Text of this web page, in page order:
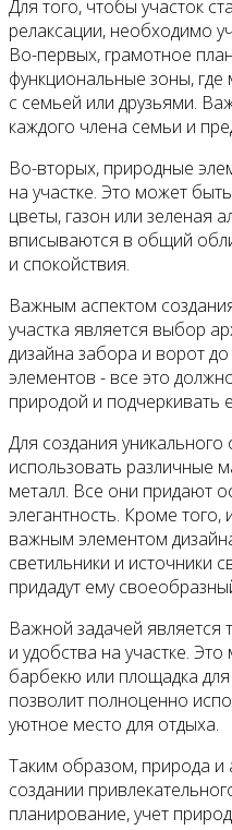
Для того, чтобы участок
релаксации, необходимо
Во-первых, грамотное
функциональные зоны,
с семьей или друзьями.
каждого члена семьи и
Во-вторых, природные
на участке. Это может
цветы, газон или зеленая
вписываются в общий
и спокойствия.
Важным аспектом
участка является выбор
дизайна забора и ворот
элементов - все это
природой и подчеркивать
Для создания
использовать различные
металл. Все они придают
элегантность. Кроме того,
важным элементом
светильники и источники
придадут ему
Важной задачей
и удобства на участке.
барбекю или площадка
позволит полноценно
уютное место для отдыха.
Таким образом, природа и
создании
планирование, учет